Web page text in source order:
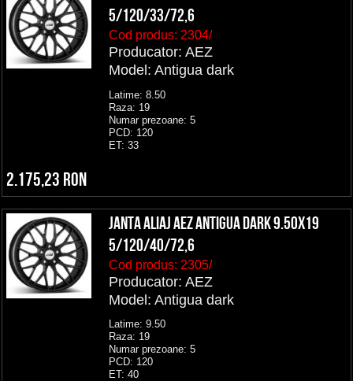
5/120/33/72,6
Cod produs: 2304/
Producator: AEZ
Model: Antigua dark
Latime: 8.50
Raza: 19
Numar prezoane: 5
PCD: 120
ET: 33
2.175,23 RON
Janta aliaj AEZ Antigua dark 9.50x19
5/120/40/72,6
Cod produs: 2305/
Producator: AEZ
Model: Antigua dark
Latime: 9.50
Raza: 19
Numar prezoane: 5
PCD: 120
ET: 40